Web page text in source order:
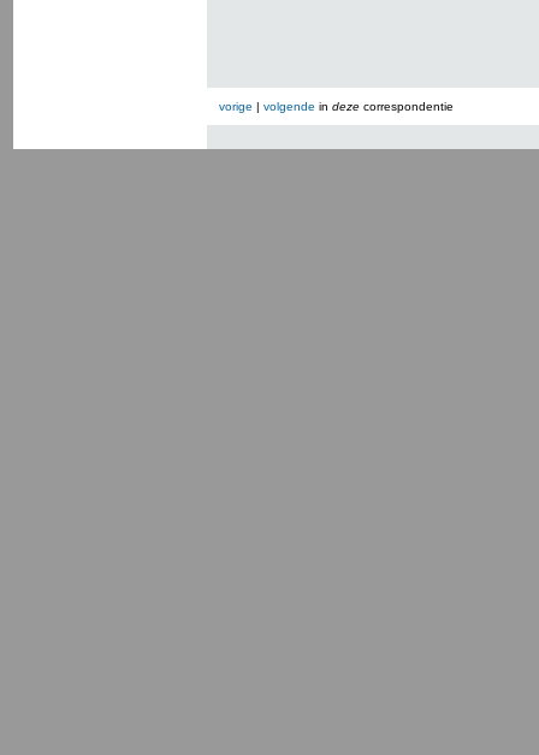
vorige | volgende in deze correspondentie